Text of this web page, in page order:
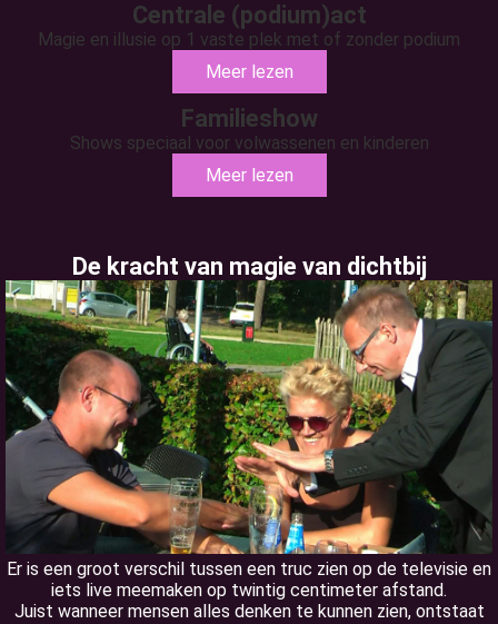
Centrale (podium)act
Magie en illusie op 1 vaste plek met of zonder podium
Meer lezen
Familieshow
Shows speciaal voor volwassenen en kinderen
Meer lezen
De kracht van magie van dichtbij
Er is een groot verschil tussen een truc zien op de televisie en
iets live meemaken op twintig centimeter afstand.
Juist wanneer mensen alles denken te kunnen zien, ontstaat